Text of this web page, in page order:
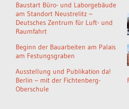
Baustart Büro- und Laborgebäude
am Standort Neustrelitz –
Deutsches Zentrum für Luft- und
Raumfahrt
Beginn der Bauarbeiten am Palais
am Festungsgraben
Ausstellung und Publikation da!
Berlin – mit der Fichtenberg-
Oberschule